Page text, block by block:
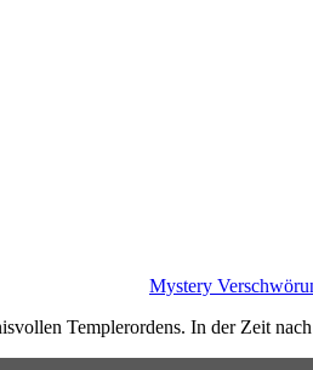
Mystery
Templerordens. In der Zeit nach